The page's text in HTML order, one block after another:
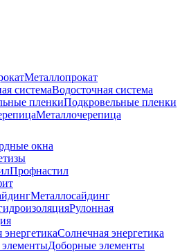
Металлопрокат
Водосточная система
Подкровельные пленки
Металлочерепица
окна
Профнастил
Металлосайдинг
Рулонная
Солнечная энергетика
Доборные элементы